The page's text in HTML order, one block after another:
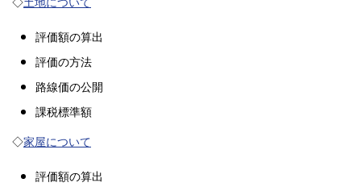
評価額の算出
評価の方法
路線価の公開
課税標準額
◇家屋について
評価額の算出